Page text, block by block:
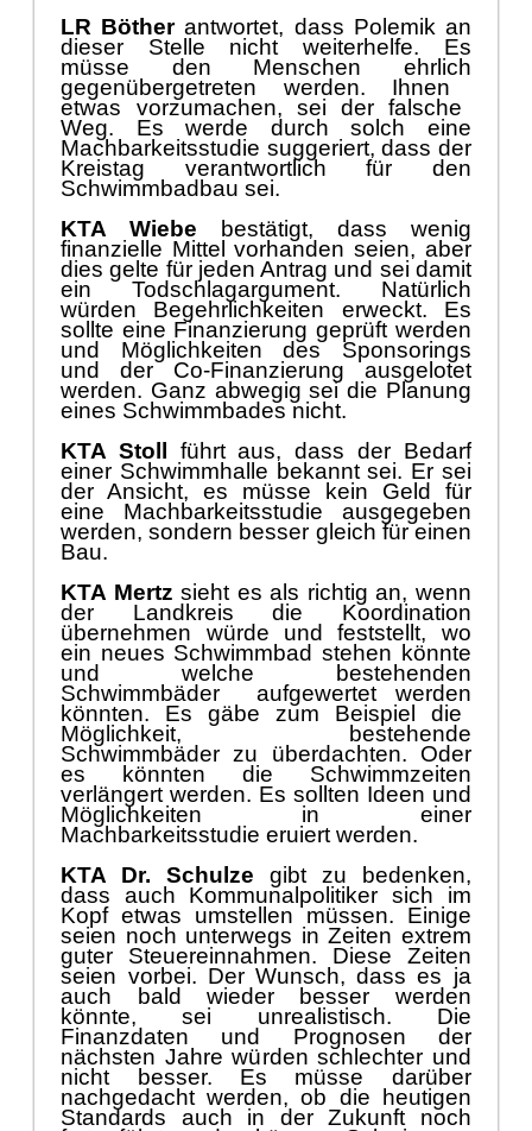
LR Bötherantwortet, dass Polemik an
dieser Stelle nicht weiterhelfe. Es
müsse den Menschen ehrlich
gegenübergetreten werden.
Ihnen
etwas vorzumachen, sei der falsche
Weg. Es werde durchsolch eine
Machbarkeitsstudie suggeriert, dass der
Kreistag verantwortlich für den
Schwimmbadbau sei.
KTA Wiebe bestätigt, dass wenig
finanzielle Mittel vorhanden seien, aber
dies gelte für jedenAntrag und sei damit
ein Todschlagargument. Natürlich
würden Begehrlichkeiten erweckt. Es
sollte eine Finanzierung geprüft werden
und Möglichkeiten des Sponsorings
und der Co-Finanzierung ausgelotet
werden. Ganz abwegig sei die Planung
eines Schwimmbades nicht.
KTA Stoll führt aus, dass der Bedarf
einer Schwimmhalle bekannt sei. Er sei
der Ansicht, es müsse kein Geld für
eine Machbarkeitsstudie ausgegeben
werden, sondern besser gleich für einen
Bau.
KTA Mertz sieht es als richtig an, wenn
der Landkreis die Koordination
übernehmen würde und feststellt, wo
ein neues Schwimmbad stehen könnte
und welche bestehenden
Schwimmbäder aufgewertet werden
könnten. Es gäbe zum Beispiel die
Möglichkeit, bestehende
Schwimmbäderzu überdachten. Oder
es könnten die Schwimmzeiten
verlängert werden. Es sollten Ideen und
Möglichkeiten in einer
Machbarkeitsstudie eruiert werden.
KTA Dr. Schulze gibt zu bedenken,
dass auch Kommunalpolitiker sich im
Kopf etwas umstellen müssen. Einige
seien noch unterwegs in Zeiten extrem
guter Steuereinnahmen. Diese Zeiten
seien vorbei. Der Wunsch, dass es ja
auch bald wieder besser werden
könnte, sei unrealistisch. Die
Finanzdaten und Prognosen der
nächsten Jahre würden schlechter und
nicht besser. Es müsse darüber
nachgedacht werden, ob die heutigen
Standards auch in der Zukunft noch